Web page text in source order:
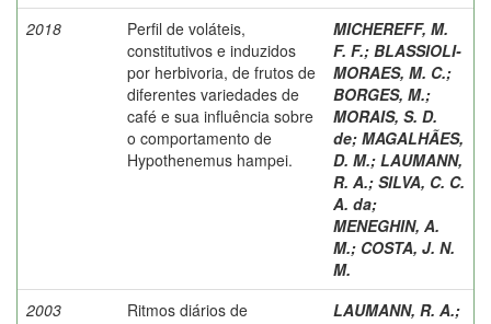
2018
Perfil de voláteis,
constitutivos e induzidos
por herbivoria, de frutos de
diferentes variedades de
café e sua influência sobre
o comportamento de
Hypothenemus hampei.
MICHEREFF, M.
F. F.; BLASSIOLI-
MORAES, M. C.;
BORGES, M.;
MORAIS, S. D.
de; MAGALHÃES,
D. M.; LAUMANN,
R. A.; SILVA, C. C.
A. da;
MENEGHIN, A.
M.; COSTA, J. N.
M.
2003
Ritmos diários de
LAUMANN, R. A.;